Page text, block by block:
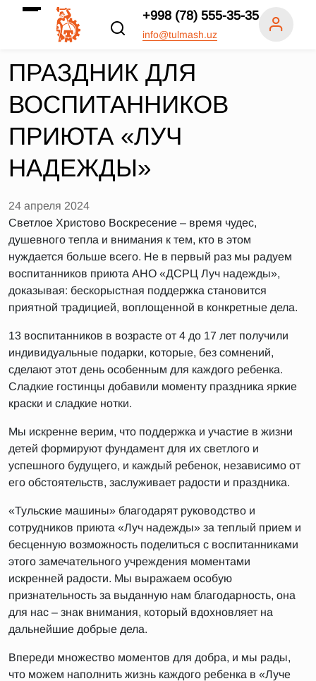
+998 (78) 555-35-35
info@tulmash.uz
ПРАЗДНИК ДЛЯ
ВОСПИТАННИКОВ
ПРИЮТА «ЛУЧ
НАДЕЖДЫ»
24 апреля 2024
Светлое Христово Воскресение – время чудес,
душевного тепла и внимания к тем, кто в этом
нуждается больше всего. Не в первый раз мы радуем
воспитанников приюта АНО «ДСРЦ Луч надежды»,
доказывая: бескорыстная поддержка становится
приятной традицией, воплощенной в конкретные дела.
13 воспитанников в возрасте от 4 до 17 лет получили
индивидуальные подарки, которые, без сомнений,
сделают этот день особенным для каждого ребенка.
Сладкие гостинцы добавили моменту праздника яркие
краски и сладкие нотки.
Мы искренне верим, что поддержка и участие в жизни
детей формируют фундамент для их светлого и
успешного будущего, и каждый ребенок, независимо от
его обстоятельств, заслуживает радости и праздника.
«Тульские машины» благодарят руководство и
сотрудников приюта «Луч надежды» за теплый прием и
бесценную возможность поделиться с воспитанниками
этого замечательного учреждения моментами
искренней радости. Мы выражаем особую
признательность за выданную нам благодарность, она
для нас – знак внимания, который вдохновляет на
дальнейшие добрые дела.
Впереди множество моментов для добра, и мы рады,
что можем наполнить жизнь каждого ребенка в «Луче